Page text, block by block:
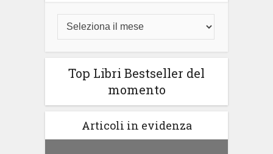
Top Libri Bestseller del
momento
Articoli in evidenza